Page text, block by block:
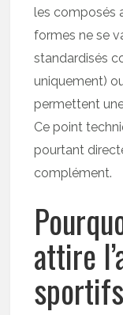
les composés
formes ne se
standardisés
uniquement)
permettent
Ce point
pourtant
complément.
attire
sportifs